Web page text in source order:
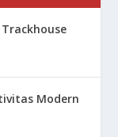
Modern